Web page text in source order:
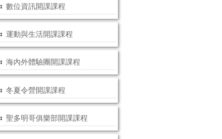
數位資訊開課課程
運動與生活開課課程
海內外體驗團開課課程
冬夏令營開課課程
聖多明哥俱樂部開課課程